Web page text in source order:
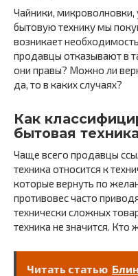
Чайники,
бытовую технику мы
возникает
продавцы отказывают в
они правы? Можно ли
да, то в каких случаях?
Как
бытовая
Чаще всего продавцы
техника относится к
которые вернуть по
противовес часто
технически сложных
техника не значится. Кто
Читать статью